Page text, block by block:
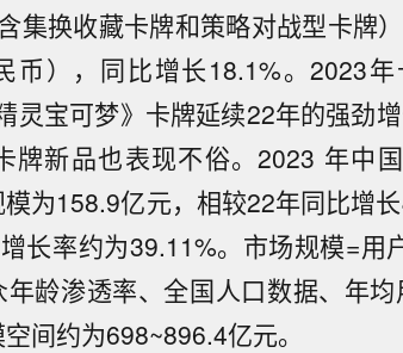
集换收藏卡牌和策略对战型卡牌
币），同比增长18.1%。2023
灵宝可梦》卡牌延续22年的强劲
牌新品也表现不俗。2023 年中
为158.9亿元，相较22年同比增
长率约为39.11%。市场规模=用
年龄渗透率、全国人口数据、年
间约为698~896.4亿元。